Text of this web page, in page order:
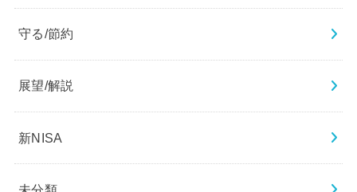
守る/節約
展望/解説
新NISA
未分類